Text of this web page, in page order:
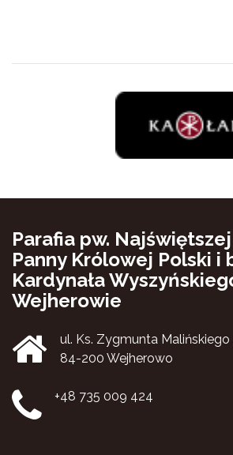
Parafia pw.
Panny Królowej Polski i
Kardynała
Wejherowie
ul. Ks. Zygmunta Malińskiego
84-200 Wejherowo
+48 735 009 424